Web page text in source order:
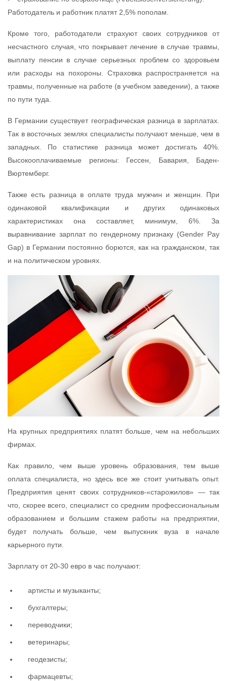
Работодатель и работник платят 2,5% пополам.
Кроме того, работодатели страхуют своих сотрудников от
несчастного случая, что покрывает лечение в случае травмы,
выплату пенсии в случае серьезных проблем со здоровьем
или расходы на похороны. Страховка распространяется на
травмы, полученные на работе (в учебном заведении), а также
по пути туда.
В Германии существует географическая разница в зарплатах.
Так в восточных землях специалисты получают меньше, чем в
западных. По статистике разница может достигать 40%.
Высокооплачиваемые регионы: Гессен, Бавария, Баден-
Вюртемберг.
Также есть разница в оплате труда мужчин и женщин. При
одинаковой квалификации и других одинаковых
характеристиках она составляет, минимум, 6%. За
выравнивание зарплат по гендерному признаку (Gender Pay
Gap) в Германии постоянно борются, как на гражданском, так
и на политическом уровнях.
На крупных предприятиях платят больше, чем на небольших
фирмах.
Как правило, чем выше уровень образования, тем выше
оплата cпециалиста, но здесь все же стоит учитывать опыт.
Предприятия ценят своих сотрудников-«старожилов» — так
что, скорее всего, специалист со средним профессиональным
образованием и большим стажем работы на предприятии,
будет получать больше, чем выпускник вуза в начале
карьерного пути.
Зарплату от 20-30 евро в час получают:
артисты и музыканты;
бухгалтеры;
переводчики;
ветеринары;
геодезисты;
фармацевты;